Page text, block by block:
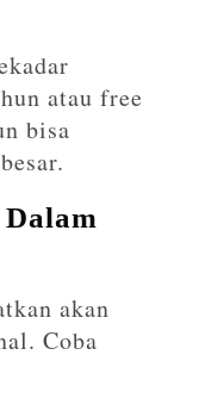
atau free
bisa
akan
Coba